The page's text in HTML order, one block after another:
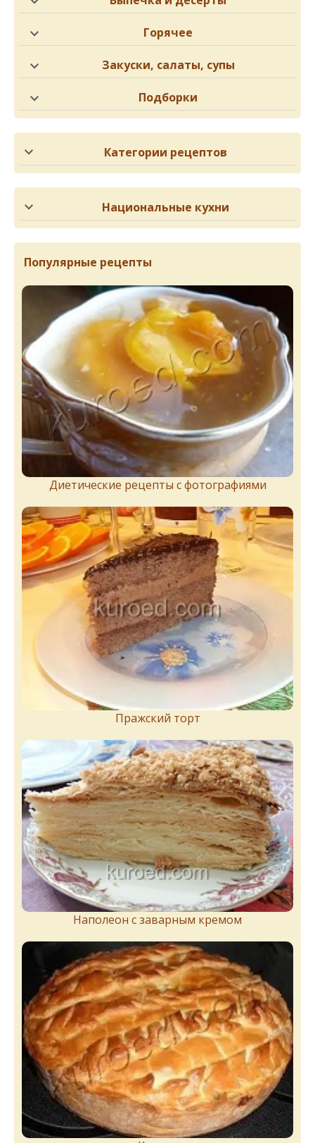
Горячее
Закуски, салаты, супы
Подборки
Категории рецептов
Национальные кухни
Популярные рецепты
Диетические рецепты с фотографиями
Пражский торт
Наполеон с заварным кремом